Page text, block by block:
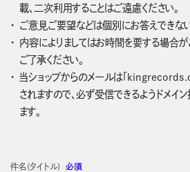
載、二次利用することはご遠慮ください。
ご意見ご要望などは個別にお答えできな
内容によりましてはお時間を要する場合
ご了承ください。
当ショップからのメールは「
されますので、必ず受信できるようドメイ
ます。
件名(タイトル) 必須